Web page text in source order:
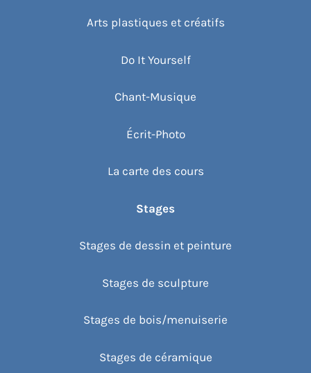
Arts plastiques et créatifs
Do It Yourself
Chant-Musique
Écrit-Photo
La carte des cours
Stages
Stages de dessin et peinture
Stages de sculpture
Stages de bois/menuiserie
Stages de céramique